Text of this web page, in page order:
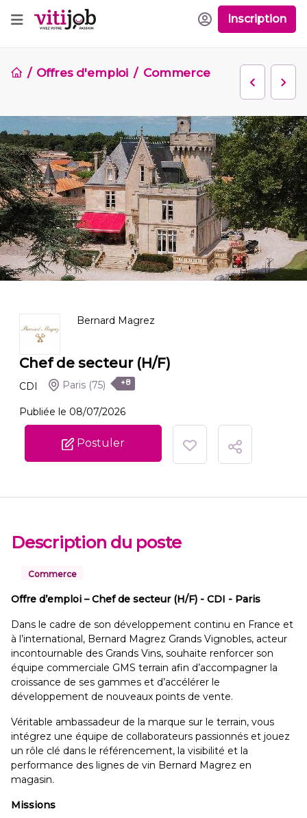
Inscription
Offres d'emploi Commerce
Bernard Magrez
Chef de secteur (H/F)
CDI Paris (75) +8
Publiée le 08/07/2026
Postuler
Description du poste
Commerce
Offre d’emploi – Chef de secteur (H/F) - CDI - Paris
Dans le cadre de son développement continu en France et
à l’international, Bernard Magrez Grands Vignobles, acteur
incontournable des Grands Vins, souhaite renforcer son
équipe commerciale GMS terrain afin d’accompagner la
croissance de ses gammes et d’accélérer le
développement de nouveaux points de vente.
Véritable ambassadeur de la marque sur le terrain, vous
intégrez une équipe de collaborateurs passionnés et jouez
un rôle clé dans le référencement, la visibilité et la
performance des lignes de vin Bernard Magrez en
magasin.
Missions